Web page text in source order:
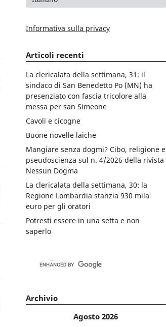
Informativa sulla privacy
Articoli recenti
La clericalata della settimana, 31: il
sindaco di San Benedetto Po (MN) ha
presenziato con fascia tricolore alla
messa per san Simeone
Cavoli e cicogne
Buone novelle laiche
Mangiare senza dogmi? Cibo, religione e
pseudoscienza sul n. 4/2026 della rivista
Nessun Dogma
La clericalata della settimana, 30: la
Regione Lombardia stanzia 930 mila
euro per gli oratori
Potresti essere in una setta e non
saperlo
Archivio
Agosto 2026